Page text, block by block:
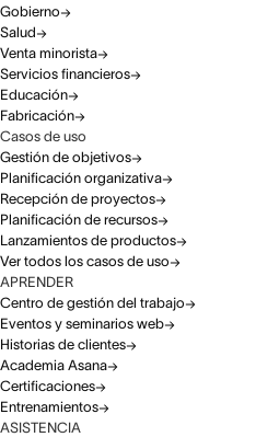
Gobierno
Salud
Venta minorista
Servicios financieros
Educación
Fabricación
Casos de uso
Gestión de objetivos
Planificación organizativa
Recepción de proyectos
Planificación de recursos
Lanzamientos de productos
Ver todos los casos de uso
APRENDER
Centro de gestión del trabajo
Eventos y seminarios web
Historias de clientes
Academia Asana
Certificaciones
Entrenamientos
ASISTENCIA